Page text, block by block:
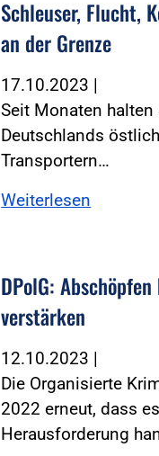
Schleuser, Flucht,
an der Grenze
17.10.2023 |
Seit Monaten halten
Deutschlands
Transportern…
Weiterlesen
DPolG:
verstärken
12.10.2023 |
Die Organisierte
2022 erneut, dass
Herausforderung